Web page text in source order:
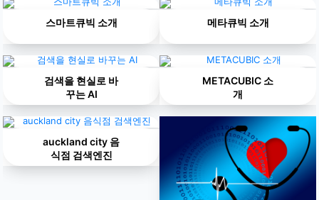
스마트큐빅 소개 메타큐빅 소개
검색을 현실로 바
꾸는 AI
METACUBIC 소
개
auckland city 음
식점 검색엔진